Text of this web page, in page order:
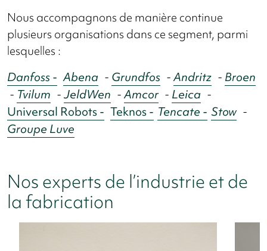
Nous accompagnons de manière continue
plusieurs organisations dans ce segment, parmi
lesquelles :
Danfoss - Abena - Grundfos -Andritz - Broen
- Tvilum -JeldWen -Amcor - Leica -
Universal Robots - Teknos - Tencate - Stow -
Groupe Luve
Nos experts de l’industrie et de
la fabrication